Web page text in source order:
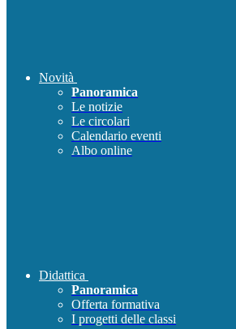
Novità
Panoramica
Le notizie
Le circolari
Calendario eventi
Albo online
Didattica
Panoramica
Offerta formativa
I progetti delle classi